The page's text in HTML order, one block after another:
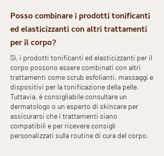
Posso combinare i prodotti tonificanti
ed elasticizzanti con altri trattamenti
per il corpo?
Sì, i prodotti tonificanti ed elasticizzanti per il
corpo possono essere combinati con altri
trattamenti come scrub esfolianti, massaggi e
dispositivi per la tonificazione della pelle.
Tuttavia, è consigliabile consultare un
dermatologo o un esperto di skincare per
assicurarsi che i trattamenti siano
compatibili e per ricevere consigli
personalizzati sulla routine di cura del corpo.